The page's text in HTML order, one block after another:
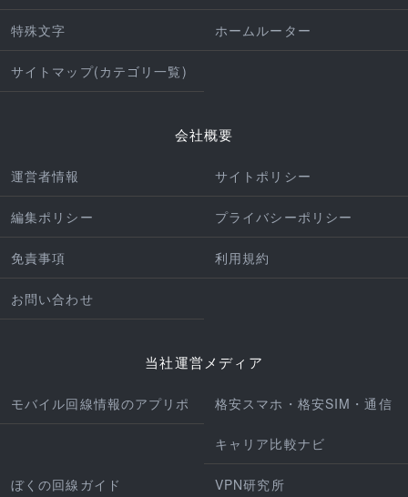
特殊文字 ホームルーター
サイトマップ(カテゴリ一覧)
会社概要
運営者情報 サイトポリシー
編集ポリシー プライバシーポリシー
免責事項 利用規約
お問い合わせ
当社運営メディア
モバイル回線情報のアプリポ 格安スマホ・格安SIM・通信
キャリア比較ナビ
ぼくの回線ガイド VPN研究所